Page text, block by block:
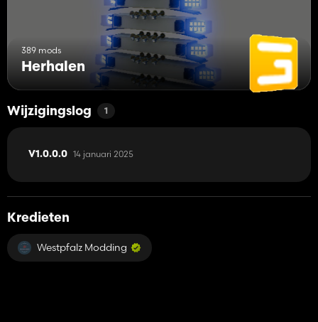
389 mods
Herhalen
Wijzigingslog 1
V1.0.0.0 14 januari 2025
Kredieten
Westpfalz Modding